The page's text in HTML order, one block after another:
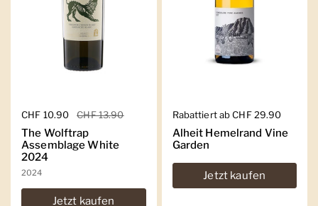
Regulärer Preis
CHF 10.90 Sale-Preis
CHF 13.90
The Wolftrap
Assemblage White
2024
2024
Jetzt kaufen
Regulärer Preis
Rabattiert ab CHF 29.90
Alheit Hemelrand Vine
Garden
Jetzt kaufen